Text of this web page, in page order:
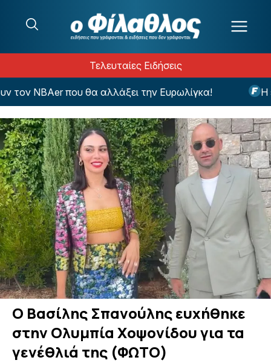
Τελευταίες Ειδήσεις
NBAer που θα αλλάξει την Ευρωλίγκα! Η
Ο Βασίλης Σπανούλης ευχήθηκε
στην Ολυμπία Χοψονίδου για τα
γενέθλιά της (ΦΩΤΟ)